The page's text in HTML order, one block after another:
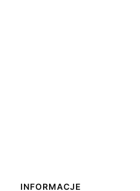
INFORMACJE